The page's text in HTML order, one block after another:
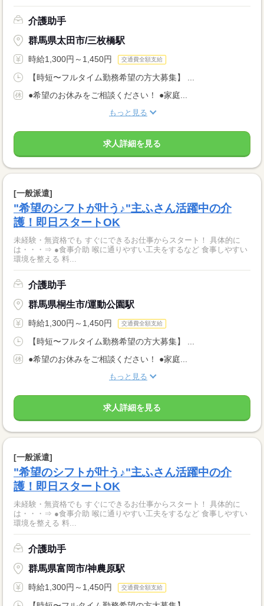
介護助手
群馬県太田市/三枚橋駅
時給1,300円～1,450円 交通費全額支給
【時短〜フルタイム勤務希望の方大募集】 ...
●希望のお休みをご相談ください！ ●家庭...
もっと見る
求人詳細を見る
[一般派遣]
"希望のシフトが叶う♪"主ふさん活躍中の介
護！即日スタートOK
未経験・無資格でも すぐにできるお仕事からスタート！ 具体的に
は・・・⇒ ●食事介助 喉に通りやすい工夫をするなど 食事しやすい
環境を整える 料...
介護助手
群馬県桐生市/運動公園駅
時給1,300円～1,450円 交通費全額支給
【時短〜フルタイム勤務希望の方大募集】 ...
●希望のお休みをご相談ください！ ●家庭...
もっと見る
求人詳細を見る
[一般派遣]
"希望のシフトが叶う♪"主ふさん活躍中の介
護！即日スタートOK
未経験・無資格でも すぐにできるお仕事からスタート！ 具体的に
は・・・⇒ ●食事介助 喉に通りやすい工夫をするなど 食事しやすい
環境を整える 料...
介護助手
群馬県富岡市/神農原駅
時給1,300円～1,450円 交通費全額支給